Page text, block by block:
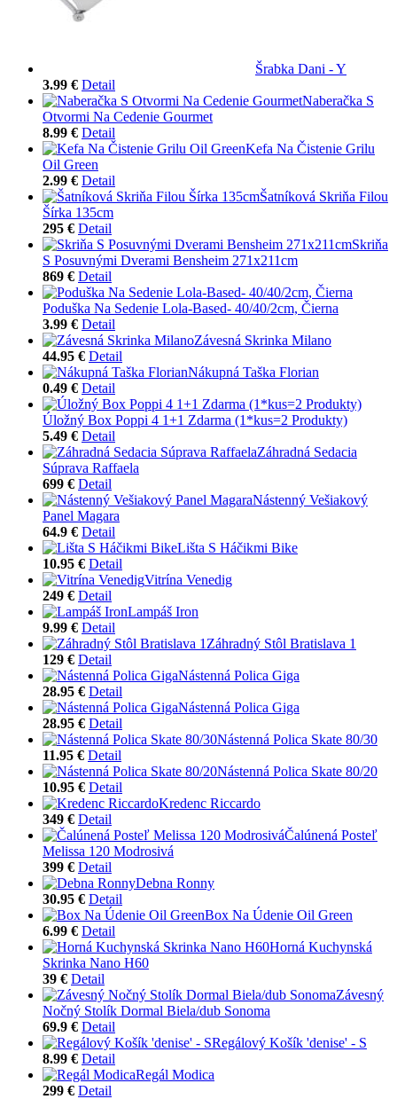
Šrabka Dani - Y
3.99 € Detail
Naberačka S
Otvormi Na Cedenie Gourmet
8.99 € Detail
Kefa Na Čistenie Grilu
Oil Green
2.99 € Detail
Šatníková Skriňa Filou
Šírka 135cm
295 € Detail
Skriňa
S Posuvnými Dverami Bensheim 271x211cm
869 € Detail
Poduška Na Sedenie Lola-Based- 40/40/2cm, Čierna
3.99 € Detail
Závesná Skrinka Milano
44.95 € Detail
Nákupná Taška Florian
0.49 € Detail
Úložný Box Poppi 4 1+1 Zdarma (1*kus=2 Produkty)
5.49 € Detail
Záhradná Sedacia
Súprava Raffaela
699 € Detail
Nástenný Vešiakový
Panel Magara
64.9 € Detail
Lišta S Háčikmi Bike
10.95 € Detail
Vitrína Venedig
249 € Detail
Lampáš Iron
9.99 € Detail
Záhradný Stôl Bratislava 1
129 € Detail
Nástenná Polica Giga
28.95 € Detail
Nástenná Polica Giga
28.95 € Detail
Nástenná Polica Skate 80/30
11.95 € Detail
Nástenná Polica Skate 80/20
10.95 € Detail
Kredenc Riccardo
349 € Detail
Čalúnená Posteľ
Melissa 120 Modrosivá
399 € Detail
Debna Ronny
30.95 € Detail
Box Na Údenie Oil Green
6.99 € Detail
Horná Kuchynská
Skrinka Nano H60
39 € Detail
Závesný
Nočný Stolík Dormal Biela/dub Sonoma
69.9 € Detail
Regálový Košík 'denise' - S
8.99 € Detail
Regál Modica
299 € Detail